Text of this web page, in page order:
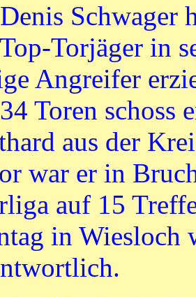
Schwager
Torjäger in
Angreifer
Toren schoss
aus der
war er in
auf 15
in Wiesloch